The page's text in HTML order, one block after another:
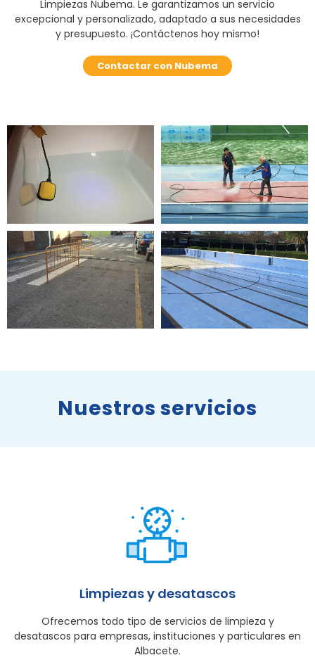
Limpiezas Nubema. Le garantizamos un servicio
excepcional y personalizado, adaptado a sus necesidades
y presupuesto. ¡Contáctenos hoy mismo!
Contactar con Nubema
Nuestros servicios
Limpiezas y desatascos
Ofrecemos todo tipo de servicios de limpieza y
desatascos para empresas, instituciones y particulares en
Albacete.